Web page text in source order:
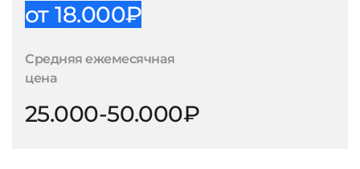
от 18.000₽
Средняя ежемесячная
цена
25.000-50.000₽